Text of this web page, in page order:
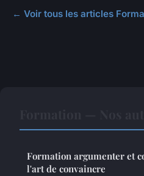
← Voir tous les articles
Formation argumenter et
l'art de convaincre